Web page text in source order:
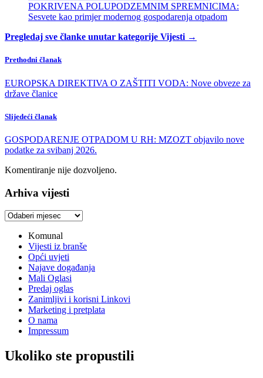
POKRIVENA POLUPODZEMNIM SPREMNICIMA:
Sesvete kao primjer modernog gospodarenja otpadom
Pregledaj sve članke unutar kategorije Vijesti →
Prethodni članak
EUROPSKA DIREKTIVA O ZAŠTITI VODA: Nove obveze za
države članice
Slijedeći članak
GOSPODARENJE OTPADOM U RH: MZOZT objavilo nove
podatke za svibanj 2026.
Komentiranje nije dozvoljeno.
Arhiva vijesti
Arhiva
Komunal
Vijesti iz branše
Opći uvjeti
Najave događanja
Mali Oglasi
Predaj oglas
Zanimljivi i korisni Linkovi
Marketing i pretplata
O nama
Impressum
Ukoliko ste propustili